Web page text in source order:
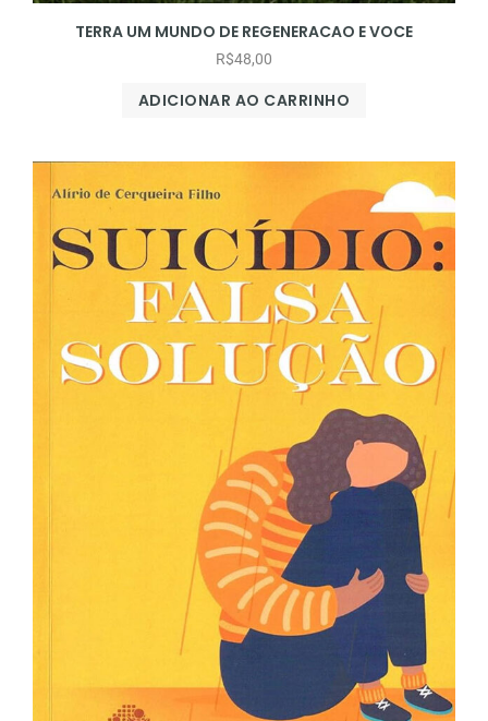
TERRA UM MUNDO DE REGENERACAO E VOCE
R$48,00
ADICIONAR AO CARRINHO